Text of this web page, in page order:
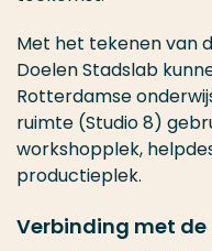
Met het tekenen van
Doelen Stadslab
Rotterdamse
ruimte (Studio 8)
workshopplek,
productieplek.
Verbinding met